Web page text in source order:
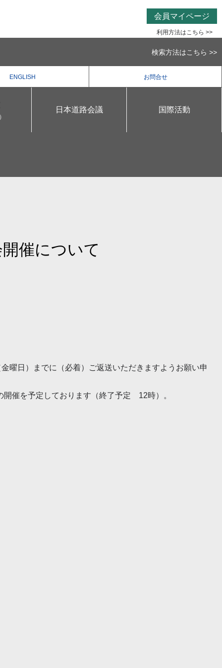
ENGLISH お問合せ
会員マイページ
利用方法はこちら >>
検索方法はこちら >>
日本道路会議 国際活動
催について
曜日）までに（必着）ご返送いただきますようお願い申
開催を予定しております（終了予定 12時）。